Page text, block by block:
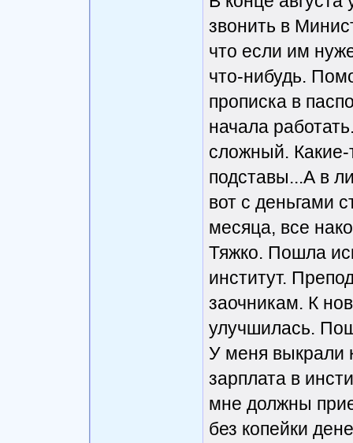
звонить в
что если им
что-нибудь.
прописка в
начала
сложный.
подставы...А в
вот с деньгами
месяца, все
Тяжко. Пошла
институт.
заочникам. К
улучшилась.
У меня выкрали
зарплата в
мне должны
без копейки